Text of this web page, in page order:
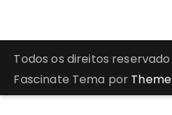
Todos os direitos
Fascinate Tema por